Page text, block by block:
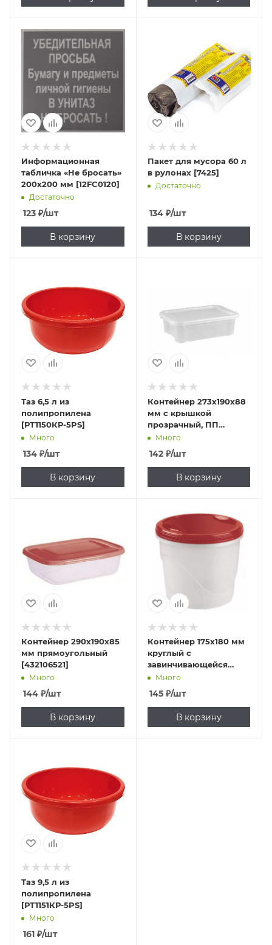
Информационная
табличка «Не бросать»
200х200 мм [12FC0120]
Достаточно
123 ₽/шт
В корзину
Пакет для мусора 60 л
в рулонах [7425]
Достаточно
134₽/шт
В корзину
Таз 6,5 л из
полипропилена
[РТ1150КР-5PS]
Много
134 ₽/шт
В корзину
Контейнер 273х190х88
мм с крышкой
прозрачный, ПП
[43127490121]
Много
142₽/шт
В корзину
Контейнер 290х190х85
мм прямоугольный
[432106521]
Много
144 ₽/шт
В корзину
Контейнер 175х180 мм
круглый с
завинчивающейся
крышкой
полипропилен
[432107621]
Много
145₽/шт
В корзину
Таз 9,5 л из
полипропилена
[РТ1151КР-5PS]
Много
161 ₽/шт